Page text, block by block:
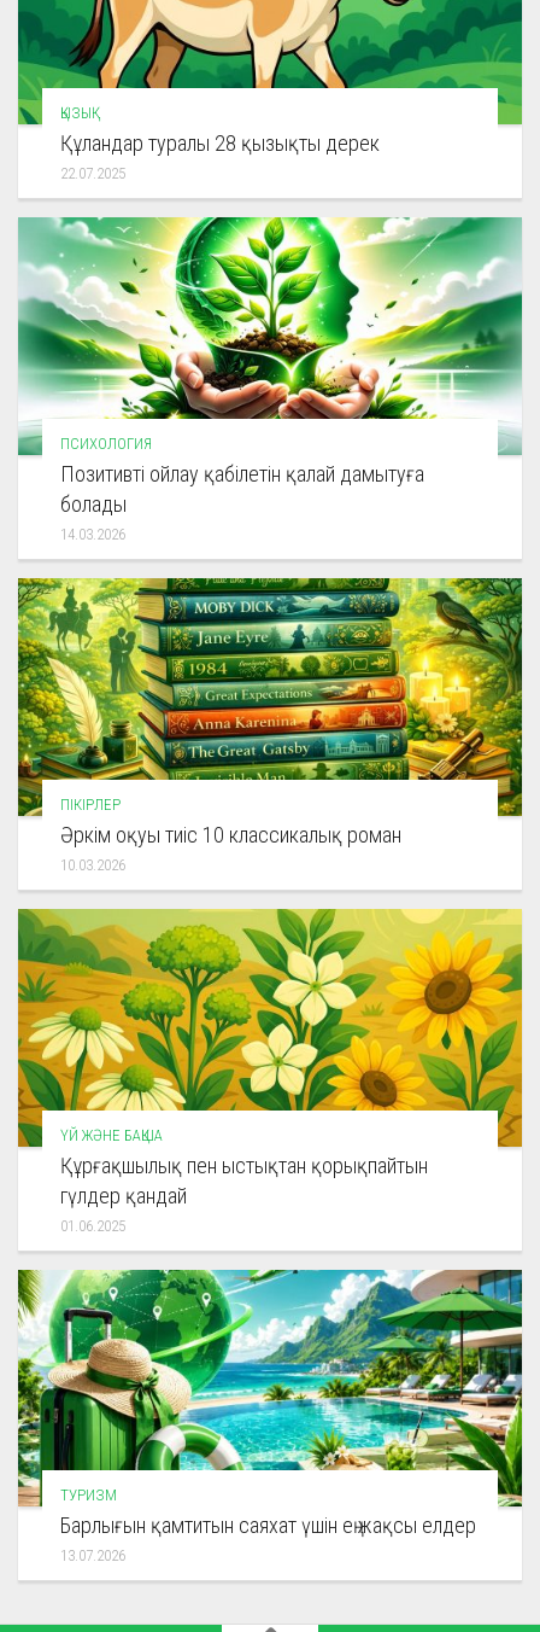
ҚЫЗЫҚ
Құландар туралы 28 қызықты дерек
22.07.2025
ПСИХОЛОГИЯ
Позитивті ойлау қабілетін қалай дамытуға
болады
14.03.2026
ПІКІРЛЕР
Әркім оқуы тиіс 10 классикалық роман
10.03.2026
ҮЙ ЖӘНЕ БАҚША
Құрғақшылық пен ыстықтан қорықпайтын
гүлдер қандай
01.06.2025
ТУРИЗМ
Барлығын қамтитын саяхат үшін ең жақсы елдер
13.07.2026